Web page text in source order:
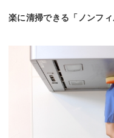
楽に清掃できる「ノンフ